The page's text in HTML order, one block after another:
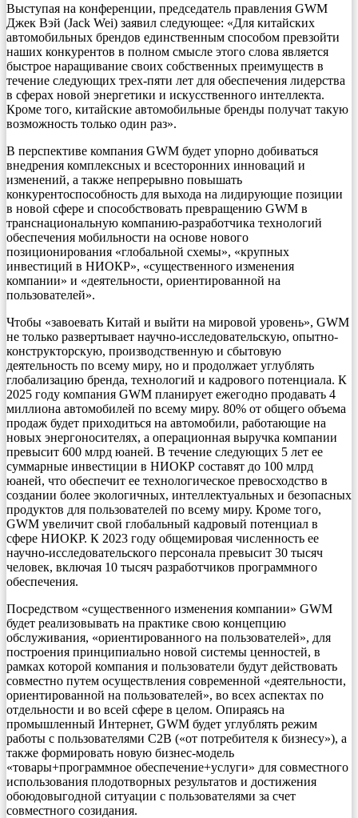
Выступая на конференции, председатель правления GWM
Джек Вэй (Jack Wei) заявил следующее: «Для китайских
автомобильных брендов единственным способом превзойти
наших конкурентов в полном смысле этого слова является
быстрое наращивание своих собственных преимуществ в
течение следующих трех-пяти лет для обеспечения лидерства
в сферах новой энергетики и искусственного интеллекта.
Кроме того, китайские автомобильные бренды получат такую
возможность только один раз».
В перспективе компания GWM будет упорно добиваться
внедрения комплексных и всесторонних инноваций и
изменений, а также непрерывно повышать
конкурентоспособность для выхода на лидирующие позиции
в новой сфере и способствовать превращению GWM в
транснациональную компанию-разработчика технологий
обеспечения мобильности на основе нового
позиционирования «глобальной схемы», «крупных
инвестиций в НИОКР», «существенного изменения
компании» и «деятельности, ориентированной на
пользователей».
Чтобы «завоевать Китай и выйти на мировой уровень», GWM
не только развертывает научно-исследовательскую, опытно-
конструкторскую, производственную и сбытовую
деятельность по всему миру, но и продолжает углублять
глобализацию бренда, технологий и кадрового потенциала. К
2025 году компания GWM планирует ежегодно продавать 4
миллиона автомобилей по всему миру. 80% от общего объема
продаж будет приходиться на автомобили, работающие на
новых энергоносителях, а операционная выручка компании
превысит 600 млрд юаней. В течение следующих 5 лет ее
суммарные инвестиции в НИОКР составят до 100 млрд
юаней, что обеспечит ее технологическое превосходство в
создании более экологичных, интеллектуальных и безопасных
продуктов для пользователей по всему миру. Кроме того,
GWM увеличит свой глобальный кадровый потенциал в
сфере НИОКР. К 2023 году общемировая численность ее
научно-исследовательского персонала превысит 30 тысяч
человек, включая 10 тысяч разработчиков программного
обеспечения.
Посредством «существенного изменения компании» GWM
будет реализовывать на практике свою концепцию
обслуживания, «ориентированного на пользователей», для
построения принципиально новой системы ценностей, в
рамках которой компания и пользователи будут действовать
совместно путем осуществления современной «деятельности,
ориентированной на пользователей», во всех аспектах по
отдельности и во всей сфере в целом. Опираясь на
промышленный Интернет, GWM будет углублять режим
работы с пользователями C2B («от потребителя к бизнесу»), а
также формировать новую бизнес-модель
«товары+программное обеспечение+услуги» для совместного
использования плодотворных результатов и достижения
обоюдовыгодной ситуации с пользователями за счет
совместного созидания.